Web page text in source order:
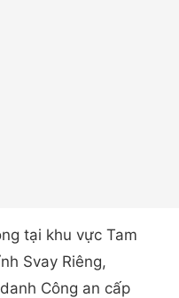
tại khu vực Tam
Svay Riêng,
Công an cấp